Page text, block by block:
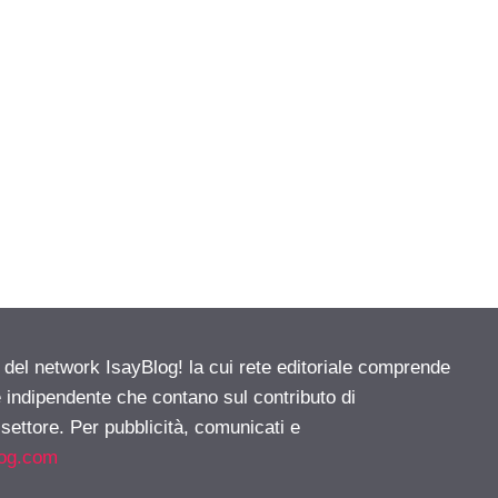
network IsayBlog! la cui rete editoriale comprende
che contano sul contributo di
Per pubblicità, comunicati e